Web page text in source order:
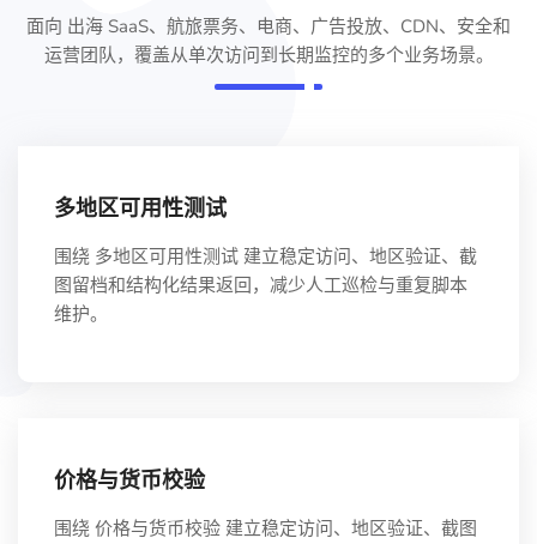
面向 出海 SaaS、航旅票务、电商、广告投放、CDN、安全和
运营团队，覆盖从单次访问到长期监控的多个业务场景。
多地区可用性测试
围绕 多地区可用性测试 建立稳定访问、地区验证、截
图留档和结构化结果返回，减少人工巡检与重复脚本
维护。
价格与货币校验
围绕 价格与货币校验 建立稳定访问、地区验证、截图